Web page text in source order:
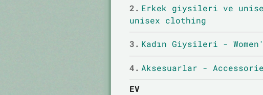
2. Erkek giysileri ve
unisex clothing
3. Kadın Giysileri -
4. Aksesuarlar -
EV